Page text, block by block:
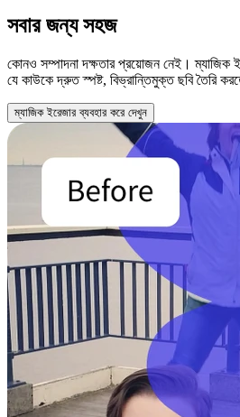
সবার জন্য সহজ
কোনও সম্পাদনা দক্ষতার প্রয়োজন নেই। ম্যাজিক
যে কাউকে দ্রুত স্পষ্ট, বিভ্রান্তিমুক্ত ছবি তৈরি
ম্যাজিক ইরেজার ব্যবহার করে দেখুন